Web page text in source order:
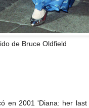
de Bruce Oldfield
en 2001 'Diana: her